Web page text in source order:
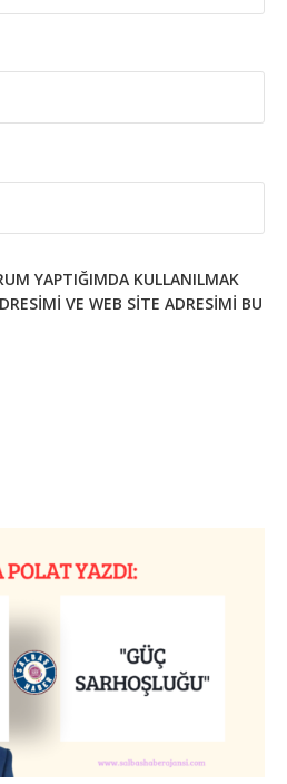
YAPTIĞIMDA KULLANILMAK
VE WEB SITE ADRESIMI BU